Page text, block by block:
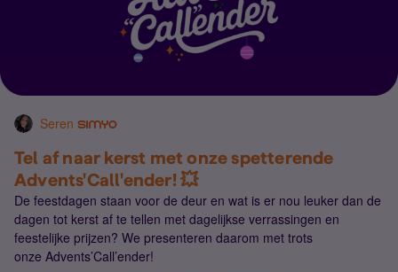
Seren
Tel af naar kerst met onze spetterende
Advents'Call'ender! 💥
De feestdagen staan voor de deur en wat is er nou leuker dan de
dagen tot kerst af te tellen met dagelijkse verrassingen en
feestelijke prijzen? We presenteren daarom met trots
onze Advents’Call’ender!